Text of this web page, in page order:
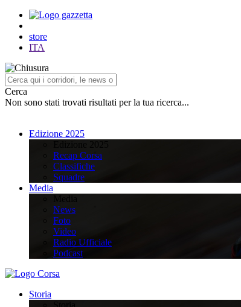
store
ITA
Cerca
Non sono stati trovati risultati per la tua ricerca...
Edizione 2025
Recap Corsa
Classifiche
Squadre
Media
News
Foto
Video
Radio Ufficiale
Podcast
Storia